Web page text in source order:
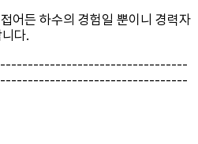
어든 하수의 경험일 뿐이니 경력자
다.